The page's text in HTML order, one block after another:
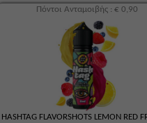
HASHTAG FLAVORSHOTS LEMON RED
Πόντοι Ανταμοιβής : € 0,90